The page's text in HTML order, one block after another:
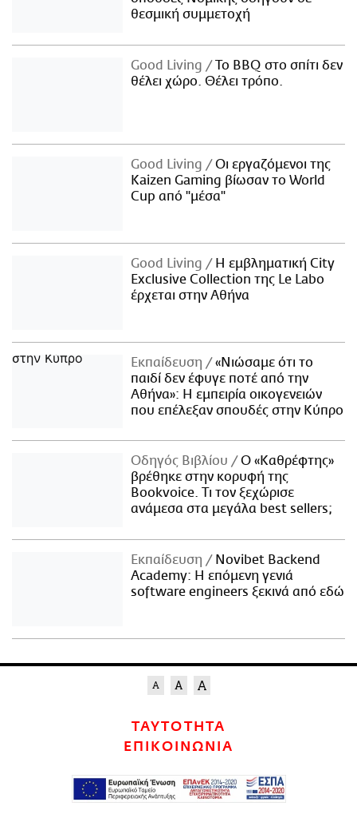
θεσμική συμμετοχή
Good Living
Το BBQ στο σπίτι δεν
θέλει χώρο. Θέλει τρόπο.
Good Living
Οι εργαζόμενοι της
Kaizen Gaming βίωσαν το World
Cup από "μέσα"
Good Living
Η εμβληματική City
Exclusive Collection της Le Labo
έρχεται στην Αθήνα
Εκπαίδευση
«Νιώσαμε ότι το
παιδί δεν έφυγε ποτέ από την
Αθήνα»: Η εμπειρία οικογενειών
που επέλεξαν σπουδές στην Κύπρο
Οδηγός Βιβλίου
Ο «Καθρέφτης»
βρέθηκε στην κορυφή της
Bookvoice. Τι τον ξεχώρισε
ανάμεσα στα μεγάλα best sellers;
Εκπαίδευση
Novibet Backend
Academy: Η επόμενη γενιά
software engineers ξεκινά από εδώ
ΤΑΥΤΟΤΗΤΑ
ΕΠΙΚΟΙΝΩΝΙΑ